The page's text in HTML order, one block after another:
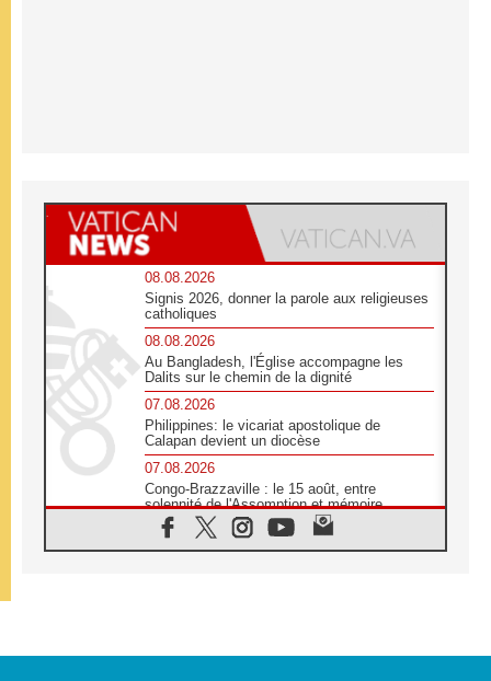
08.08.2026
Signis 2026, donner la parole aux religieuses
catholiques
08.08.2026
Au Bangladesh, l'Église accompagne les
Dalits sur le chemin de la dignité
07.08.2026
Philippines: le vicariat apostolique de
Calapan devient un diocèse
07.08.2026
Congo-Brazzaville : le 15 août, entre
solennité de l'Assomption et mémoire
nationale
07.08.2026